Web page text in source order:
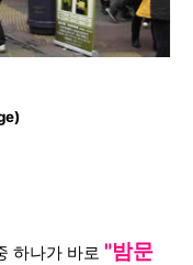
하나가 바로 "밤문